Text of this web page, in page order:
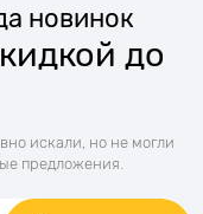
новинок
до
искали, но не могли
предложения.